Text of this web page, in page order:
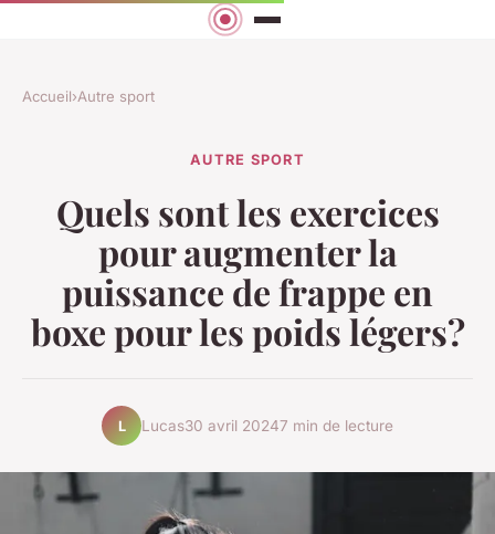
Accueil›Autre sport
AUTRE SPORT
Quels sont les exercices
pour augmenter la
puissance de frappe en
boxe pour les poids légers?
L Lucas30 avril 20247 min de lecture